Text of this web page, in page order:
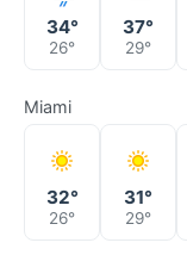
34°
26°
37°
29°
Miami
32°
26°
31°
29°